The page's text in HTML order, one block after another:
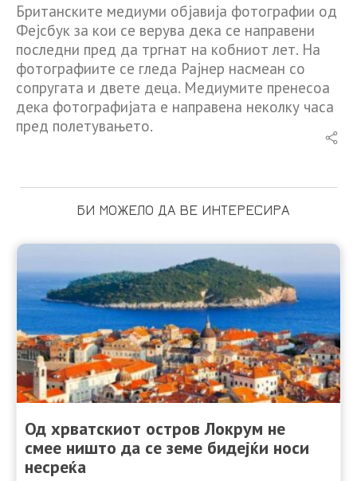
Британските медиуми објавија фотографии од
Фејсбук за кои се верува дека се направени
последни пред да тргнат на кобниот лет. На
фотографиите се гледа Рајнер насмеан со
сопругата и двете деца. Медиумите пренесоа
дека фотографијата е направена неколку часа
пред полетувањето.
БИ МОЖЕЛО ДА ВЕ ИНТЕРЕСИРА
Од хрватскиот остров Локрум не
смее ништо да се земе бидејќи носи
несреќа